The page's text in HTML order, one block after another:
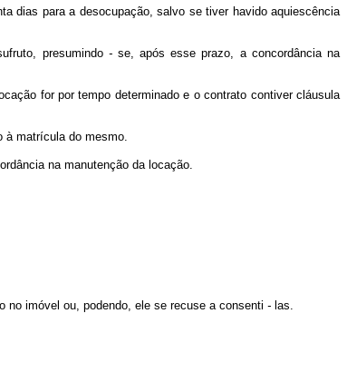
dias para a desocupação, salvo se tiver havido aquiescência
presumindo -se, após esse prazo, a concordância na
for por tempo determinado e o contrato contiver cláusula
à matrícula do mesmo.
na manutenção da locação.
no imóvel ou, podendo, ele se recuse a consenti - las.